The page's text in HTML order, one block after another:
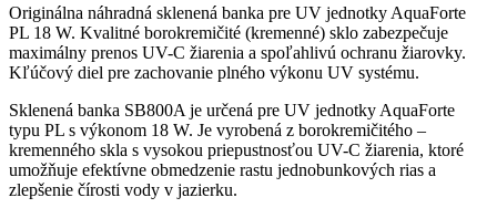
Originálna náhradná sklenená banka pre UV jednotky AquaForte
PL 18 W. Kvalitné borokremičité (kremenné) sklo zabezpečuje
maximálny prenos UV-C žiarenia a spoľahlivú ochranu žiarovky.
Kľúčový diel pre zachovanie plného výkonu UV systému.
Sklenená banka SB800A je určená pre UV jednotky AquaForte
typu PL s výkonom 18 W. Je vyrobená z borokremičitého –
kremenného skla s vysokou priepustnosťou UV-C žiarenia, ktoré
umožňuje efektívne obmedzenie rastu jednobunkových rias a
zlepšenie čírosti vody v jazierku.